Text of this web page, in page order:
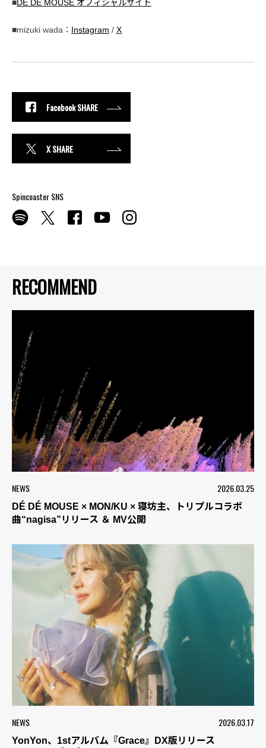
RECOMMEND
NEWS 2026.03.25
DÉ DÉ MOUSE × MON/KU × 寝坊主、トリプルコラボ
曲“nagisa”リリース ＆ MV公開
NEWS 2026.03.17
YonYon、1stアルバム『Grace』DX版リリース
■DÉ DÉ MOUSE オフィシャルサイト
■mizuki wada： Instagram / X
Facebook SHARE
X SHARE
Spincoaster SNS